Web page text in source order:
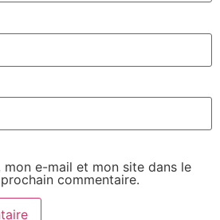
mon e-mail et mon site dans le
commentaire.